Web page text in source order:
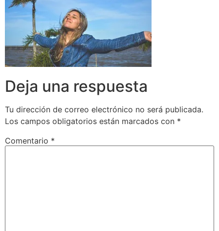
Deja una respuesta
Tu dirección de correo electrónico no será publicada.
Los campos obligatorios están marcados con *
Comentario *